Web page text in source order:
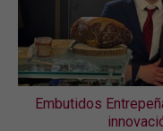
Embutidos